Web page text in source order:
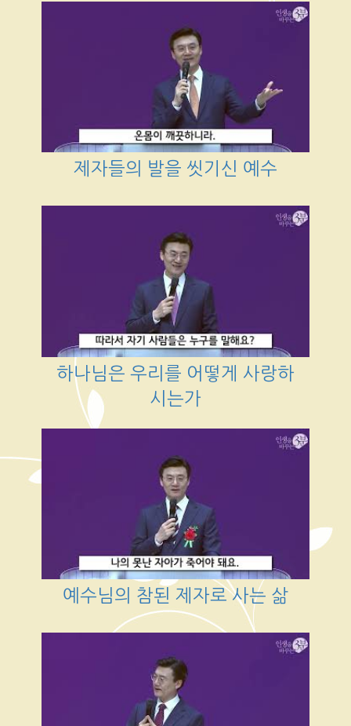
제자들의 발을 씻기신 예수
하나님은 우리를 어떻게 사랑하
시는가
예수님의 참된 제자로 사는 삶